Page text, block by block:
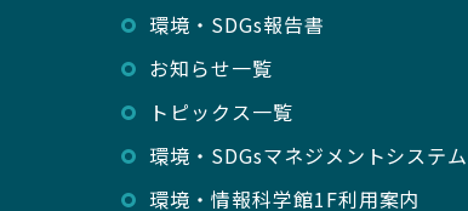
環境・SDGs報告書
お知らせ一覧
トピックス一覧
環境・SDGsマネジメントシステム
環境・情報科学館1F利用案内